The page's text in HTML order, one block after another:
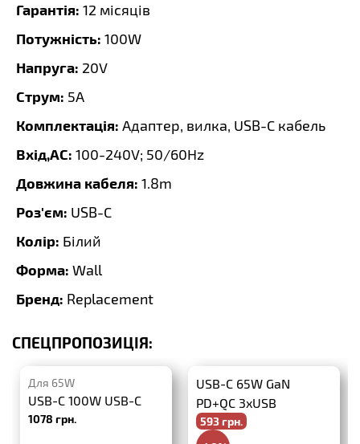
Гарантія: 12 місяців
Потужність: 100W
Напруга: 20V
Струм: 5A
Комплектація: Адаптер, вилка, USB-C кабель
Вхід,AC: 100-240V; 50/60Hz
Довжина кабеля: 1.8m
Роз'єм: USB-C
Колір: Білий
Форма: Wall
Бренд: Replacement
СПЕЦПРОПОЗИЦІЯ:
Для 65W
USB-C 100W USB-C
1078 грн.
USB-C 65W GaN
PD+QC 3xUSB
593 грн.